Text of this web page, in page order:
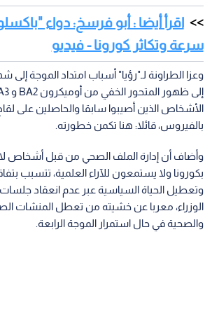
اقرأ أيضا : أبو فرسخ: دواء
سرعة وتكاثر كورونا - فيديو
وعزا الطراونة لـ"رؤيا" أسباب امتداد الموجة
الأشخاص الذين أصيبوا سابقا والحاصلين على
بالفيروس، قائلا: هنا تكمن خطورته.
وأضاف أن إدارة الملف الصحي من قبل أشخاص
بكورونا ولا يستمعون للآراء العلمية، تتسبب
وتعطيل الحياة السياسية عبر عدم انعقاد
الوزراء، معربا عن خشيته من تعطل المنشات
والصحية في حال استمرار الموجة الرابعة.